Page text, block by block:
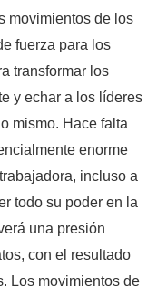
movimientos de los
fuerza para los
transformar los
y echar a los líderes
mismo. Hace falta
enorme
incluso a
todo su poder en la
una presión
con el resultado
Los movimientos de